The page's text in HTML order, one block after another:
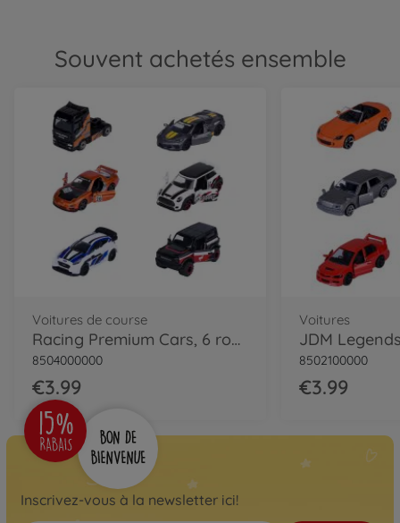
Souvent achetés ensemble
Voitures de course
Racing Premium Cars, 6 roues
8504000000
€3.99
Voitures
8502100000
€3.99
Inscrivez-vous à la newsletter ici!